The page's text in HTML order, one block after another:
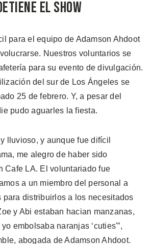
el Show
para el equipo de Adamson Ahdoot
Nuestros voluntarios se
para su evento de divulgación.
del sur de Los Ángeles se
25 de febrero. Y, a pesar del
pudo aguarles la fiesta.
lluvioso, y aunque fue difícil
me alegro de haber sido
Cafe LA. El voluntariado fue
a un miembro del personal a
para distribuirlos a los necesitados
y Abi estaban hacian manzanas,
embolsaba naranjas ‘cuties'”,
abogada de Adamson Ahdoot.